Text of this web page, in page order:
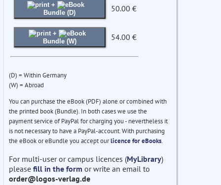
+
Bundle (D)
50.00 €
+
Bundle (W)
54.00 €
(D) = Within Germany
(W) = Abroad
You can purchase the eBook (PDF) alone or combined with
the printed book (Bundle). In both cases we use the
payment service of PayPal for charging you - nevertheless it
is not necessary to have a PayPal-account. With purchasing
the eBook or eBundle you accept ourlicence for eBooks.
For multi-user or campus licences (MyLibrary)
please fill in the form or write an email to
order@logos-verlag.de